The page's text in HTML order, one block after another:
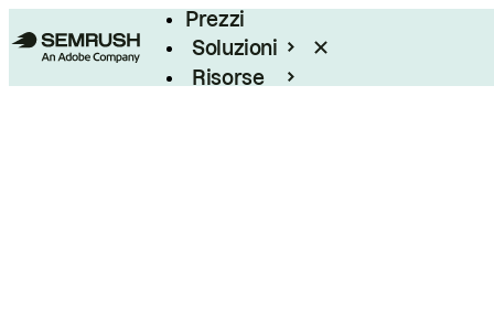
Prezzi
Soluzioni
Risorse